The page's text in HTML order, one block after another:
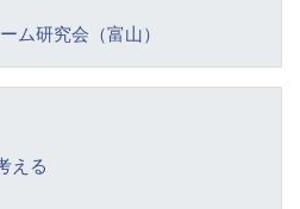
ム研究会（富山）
える